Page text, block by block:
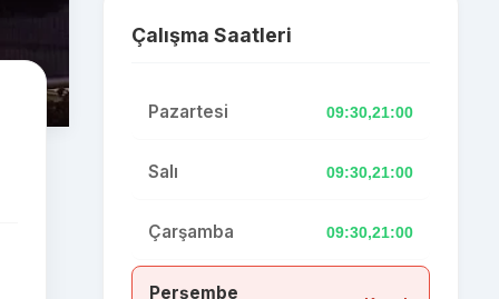
Çalışma Saatleri
Pazartesi 09:30,21:00
Salı 09:30,21:00
Çarşamba 09:30,21:00
Perşembe